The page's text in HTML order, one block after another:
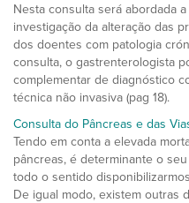
Nesta consulta será abordada
investigação da alteração das
dos doentes com patologia
consulta, o gastrenterologista
complementar de diagnóstico
técnica não invasiva (pag 18).
Consulta do Pâncreas e das
Tendo em conta a elevada
pâncreas, é determinante o
todo o sentido
De igual modo, existem outras